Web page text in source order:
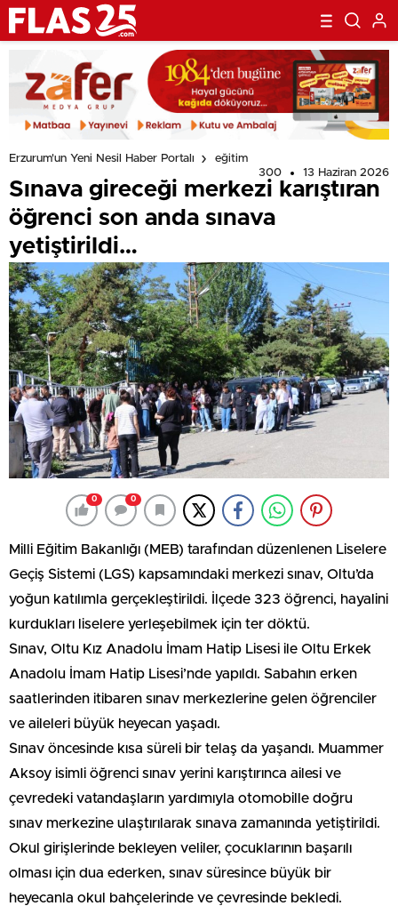
Erzurum'un Yeni Nesil Haber Portalı
eğitim
300
13 Haziran 2026
Sınava gireceği merkezi karıştıran
öğrenci son anda sınava
yetiştirildi…
0 0
Milli Eğitim Bakanlığı (MEB) tarafından düzenlenen Liselere
Geçiş Sistemi (LGS) kapsamındaki merkezi sınav, Oltu’da
yoğun katılımla gerçekleştirildi. İlçede 323 öğrenci, hayalini
kurdukları liselere yerleşebilmek için ter döktü.
Sınav, Oltu Kız Anadolu İmam Hatip Lisesi ile Oltu Erkek
Anadolu İmam Hatip Lisesi’nde yapıldı. Sabahın erken
saatlerinden itibaren sınav merkezlerine gelen öğrenciler
ve aileleri büyük heyecan yaşadı.
Sınav öncesinde kısa süreli bir telaş da yaşandı. Muammer
Aksoy isimli öğrenci sınav yerini karıştırınca ailesi ve
çevredeki vatandaşların yardımıyla otomobille doğru
sınav merkezine ulaştırılarak sınava zamanında yetiştirildi.
Okul girişlerinde bekleyen veliler, çocuklarının başarılı
olması için dua ederken, sınav süresince büyük bir
heyecanla okul bahçelerinde ve çevresinde bekledi.